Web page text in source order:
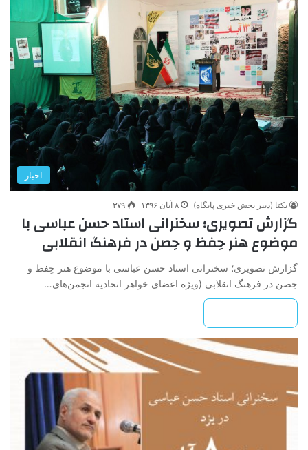
اخبار
یکتا (دبیر بخش خبری پایگاه) ۸ آبان ۱۳۹۶ ۳۷۹
گزارش تصویری؛ سخنرانی استاد حسن عباسی با
موضوع هنر حِفظ و حِصن در فرهنگ انقلابی
گزارش تصویری؛ سخنرانی استاد حسن عباسی با موضوع هنر حِفظ و
حِصن در فرهنگ انقلابی (ویژه اعضای خواهر اتحادیه انجمن‌های…